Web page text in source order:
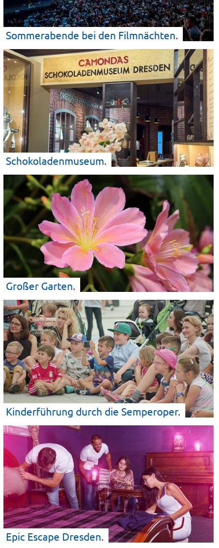
Sommerabende bei den Filmnächten
Schokoladenmuseum
Großer Garten
Kinderführung durch die Semperoper
Epic Escape Dresden